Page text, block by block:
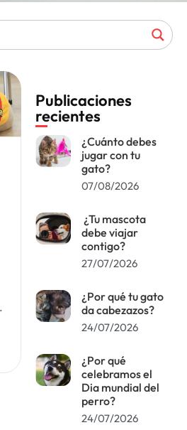
Publicaciones
recientes
¿Cuánto debes
jugar con tu
gato?
07/08/2026
¿Tu mascota
debe viajar
contigo?
27/07/2026
¿Por qué tu gato
da cabezazos?
24/07/2026
¿Por qué
celebramos el
Dia mundial del
perro?
24/07/2026